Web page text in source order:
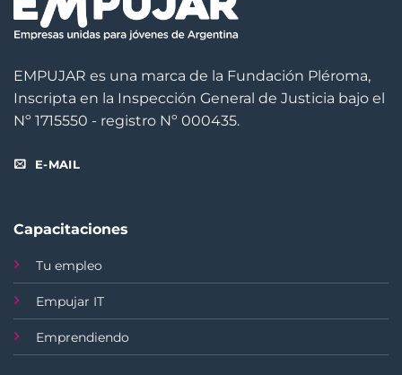
EMPUJAR es una marca de la Fundación Pléroma,
Inscripta en la Inspección General de Justicia bajo el
Nº 1715550 - registro Nº 000435.
E-MAIL
Capacitaciones
Tu empleo
Empujar IT
Emprendiendo